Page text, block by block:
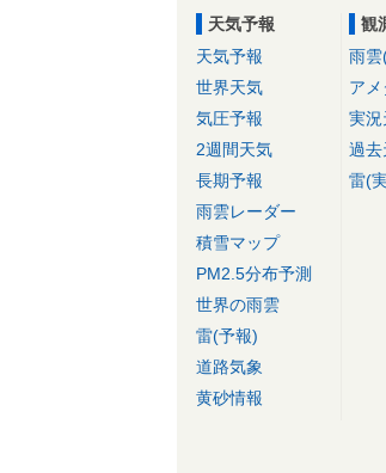
天気予報
天気予報
世界天気
気圧予報
2週間天気
長期予報
雨雲レーダー
積雪マップ
PM2.5分布予測
世界の雨雲
雷(予報)
道路気象
黄砂情報
観
雨雲
アメ
実
過
雷(